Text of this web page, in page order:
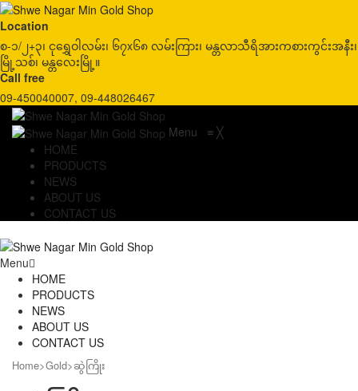
Location
စ-၁/၂+၃၊ ငုရွှေဝါလမ်း၊ ၆၇x၆၈ လမ်းကြား၊ မန္တလာသီရိအားကစားကွင်းအနီး၊
မြို့သစ်၊ မန္တလေးမြို့။
Call free
09-450040007, 09-448026467
Menu ≡ ╳
HOME
PRODUCTS
NEWS
ABOUT US
CONTACT US
Menu
HOME
PRODUCTS
NEWS
ABOUT US
CONTACT US
Home>Gold>ဆွဲကြိုး